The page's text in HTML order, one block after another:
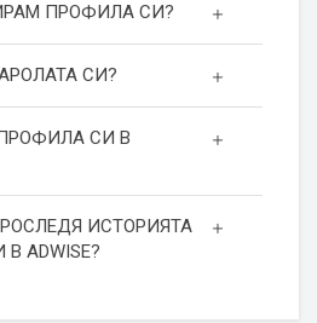
ПРОФИЛА СИ?
СИ?
СИ В
ИСТОРИЯТА
ADWISE?